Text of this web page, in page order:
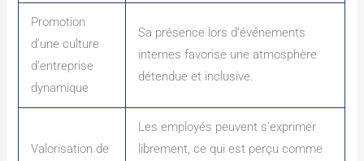
Promotion
d’une culture
d’entreprise
dynamique
Sa présence lors d’événements
internes favorise une atmosphère
détendue et inclusive.
Valorisation de
Les employés peuvent s’exprimer
librement, ce qui est perçu comme